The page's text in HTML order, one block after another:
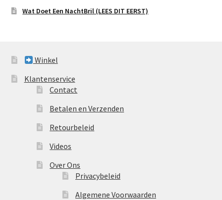
Wat Doet Een NachtBril (LEES DIT EERST)
Winkel
Klantenservice
Contact
Betalen en Verzenden
Retourbeleid
Videos
Over Ons
Privacybeleid
Algemene Voorwaarden